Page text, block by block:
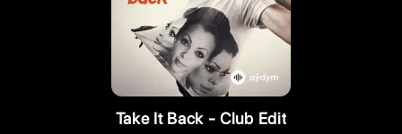
Take It Back - Club Edit